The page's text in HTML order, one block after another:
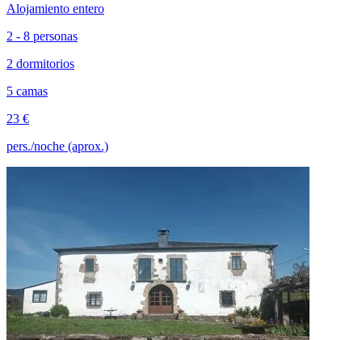
Alojamiento entero
2 - 8 personas
2 dormitorios
5 camas
23 €
pers./noche (aprox.)